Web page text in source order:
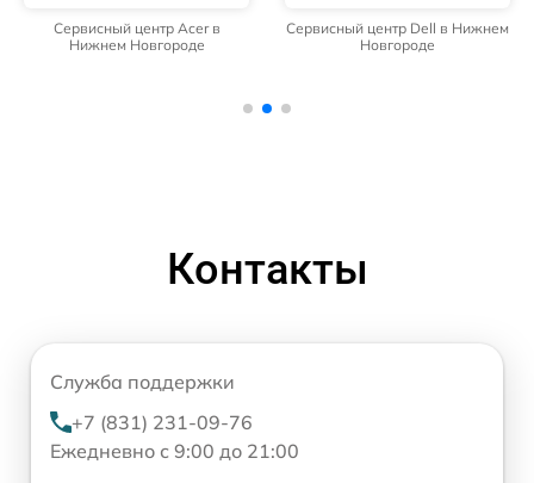
Сервисный центр Dell в Нижнем
Новгороде
Сервисный центр HP в Нижнем
Новгороде
Контакты
Служба поддержки
+7 (831) 231-09-76
Ежедневно с 9:00 до 21:00